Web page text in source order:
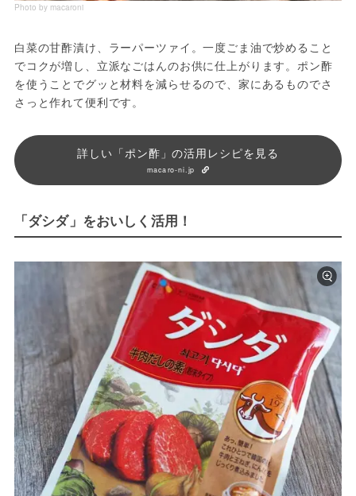
Photo by macaroni
白菜の甘酢漬け、ラーパーツァイ。一度ごま油で炒めること
でコクが増し、立派なごはんのお供に仕上がります。ポン酢
を使うことでグッと材料を減らせるので、家にあるものでさ
さっと作れて便利です。
詳しい「ポン酢」の活用レシピを見る
macaro-ni.jp
「ダシダ」をおいしく活用！